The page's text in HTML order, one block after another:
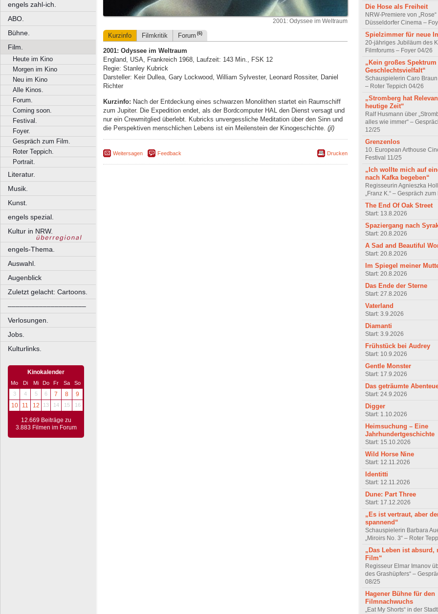
engels zahl-ich.
ABO.
Bühne.
Film.
Heute im Kino
Morgen im Kino
Neu im Kino
Alle Kinos.
Forum.
Coming soon.
Festival.
Foyer.
Gespräch zum Film.
Roter Teppich.
Portrait.
Literatur.
Musik.
Kunst.
engels spezial.
Kultur in NRW.
engels-Thema.
Auswahl.
Augenblick
Zuletzt gelacht: Cartoons.
––––––––––––––––––––
Verlosungen.
Jobs.
Kulturlinks.
Kinokalender
Mo Di Mi Do Fr Sa
So
3
4 5 6 7 8
9
10
11 12 13 14 15 16
12.669 Beiträge zu
3.883 Filmen im Forum
2001: Odyssee im Weltraum
Kurzinfo Filmkritik Forum (6)
2001: Odyssee im Weltraum
England, USA, Frankreich 1968, Laufzeit: 143 Min., FSK 12
Regie: Stanley Kubrick
Darsteller: Keir Dullea, Gary Lockwood, William Sylvester, Leonard Rossiter, Daniel
Richter
Kurzinfo: Nach der Entdeckung eines schwarzen Monolithen startet ein Raumschiff
zum Jupiter. Die Expedition endet, als der Bordcomputer HAL den Dienst versagt und
nur ein Crewmitglied überlebt. Kubricks unvergessliche Meditation über den Sinn und
die Perspektiven menschlichen Lebens ist ein Meilenstein der Kinogeschichte. (jl)
Weitersagen Feedback Drucken
Die Hose als Freiheit
NRW-Premiere von „Rose“
Düsseldorfer Cinema –
Spielzimmer für neue
20-jähriges Jubiläum des
Filmforums – Foyer 04/26
„Kein großes Spektrum
Geschlechtsvielfalt“
Schauspielerin Caro Braun
– Roter Teppich 04/26
„Stromberg hat
heutige Zeit“
Ralf Husmann über
alles wie immer“ –
12/25
Grenzenlos
10. European Arthouse
Festival 11/25
„Ich wollte mich auf
nach Kafka begeben“
Regisseurin Agnieszka
„Franz K.“ – Gespräch
The End Of Oak Street
Start: 13.8.2026
Spaziergang nach
Start: 20.8.2026
A Sad and Beautiful
Start: 20.8.2026
Im Spiegel meiner
Start: 20.8.2026
Das Ende der Sterne
Start: 27.8.2026
Vaterland
Start: 3.9.2026
Diamanti
Start: 3.9.2026
Frühstück bei Audrey
Start: 10.9.2026
Gentle Monster
Start: 17.9.2026
Das geträumte
Start: 24.9.2026
Digger
Start: 1.10.2026
Heimsuchung – Eine
Jahrhundertgeschichte
Start: 15.10.2026
Wild Horse Nine
Start: 12.11.2026
Identitti
Start: 12.11.2026
Dune: Part Three
Start: 17.12.2026
„Es ist vertraut, aber
spannend“
Schauspielerin Barbara
„Miroirs No. 3“ – Roter
„Das Leben ist absurd,
Film“
Regisseur Elmar Imanov
des Grashüpfers“ –
08/25
Hagener Bühne für den
Filmnachwuchs
„Eat My Shorts“ in der